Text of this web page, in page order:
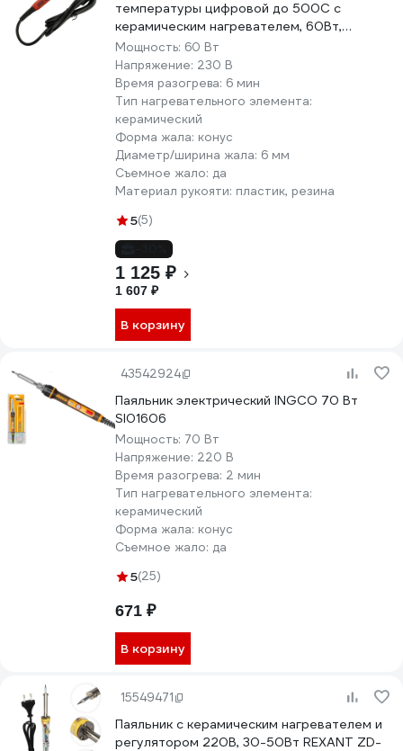
температуры цифровой до 500С с
керамическим нагревателем, 60Вт,
долговечное жало, 230В, PLE702-60, 49818
Мощность: 60 Вт
Напряжение: 230 В
Время разогрева: 6 мин
Тип нагревательного элемента:
керамический
Форма жала: конус
Диаметр/ширина жала: 6 мм
Съемное жало: да
Материал рукояти: пластик, резина
5(5)
1 125 ₽
1 607 ₽
В корзину
43542924
Паяльник электрический INGCO 70 Вт
SI01606
Мощность: 70 Вт
Напряжение: 220 В
Время разогрева: 2 мин
Тип нагревательного элемента:
керамический
Форма жала: конус
Съемное жало: да
5(25)
671 ₽
В корзину
15549471
Паяльник с керамическим нагревателем и
регулятором 220В, 30-50Вт REXANT ZD-